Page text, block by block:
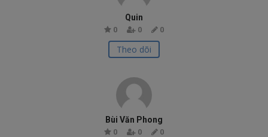
Quin
0 0 0
Theo dõi
Bùi Văn Phong
0 0 0